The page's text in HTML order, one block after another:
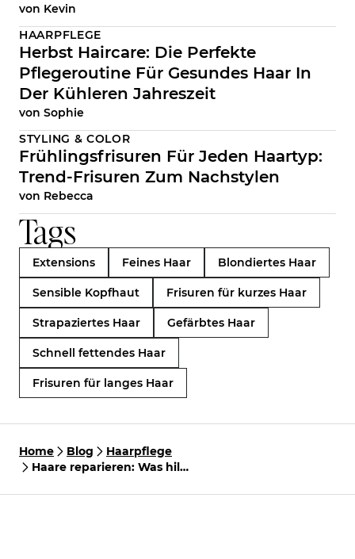
von Kevin
HAARPFLEGE
Herbst Haircare: Die Perfekte
Pflegeroutine Für Gesundes Haar In
Der Kühleren Jahreszeit
von Sophie
STYLING & COLOR
Frühlingsfrisuren Für Jeden Haartyp:
Trend-Frisuren Zum Nachstylen
von Rebecca
Tags
Extensions Feines Haar Blondiertes Haar
Sensible Kopfhaut Frisuren für kurzes Haar
Strapaziertes Haar Gefärbtes Haar
Schnell fettendes Haar
Frisuren für langes Haar
Home Blog
Haarpflege
Haare reparieren: Was hilft
brüchigem Haar?